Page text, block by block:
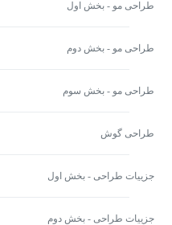
طراحی مو - بخش اول
طراحی مو - بخش دوم
طراحی مو - بخش سوم
طراحی گوش
جزییات طراحی - بخش اول
جزییات طراحی - بخش دوم